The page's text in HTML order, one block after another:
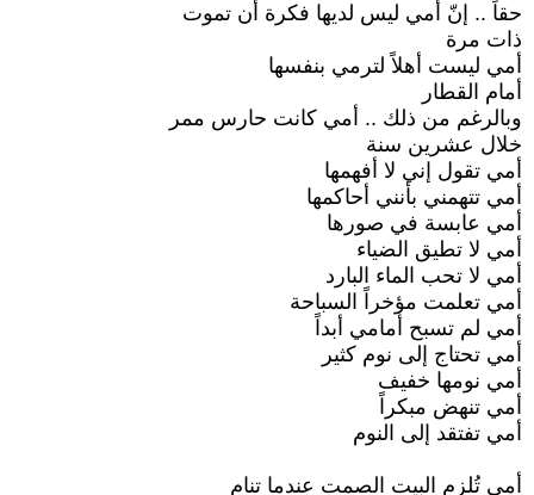
حقاً .. إنّ أمي ليس لديها فكرة أن تموت
ذات مرة
أمي ليست أهلاً لترمي بنفسها
أمام القطار
وبالرغم من ذلك .. أمي كانت حارس ممر
خلال عشرين سنة
أمي تقول إني لا أفهمها
أمي تتهمني بأنني أحاكمها
أمي عابسة في صورها
أمي لا تطيق الضياء
أمي لا تحب الماء البارد
أمي تعلمت مؤخراً السباحة
أمي لم تسبح أمامي أبداً
أمي تحتاج إلى نوم كثير
أمي نومها خفيف
أمي تنهض مبكراً
أمي تفتقد إلى النوم
أمي تُلزم البيت الصمت عندما تنام